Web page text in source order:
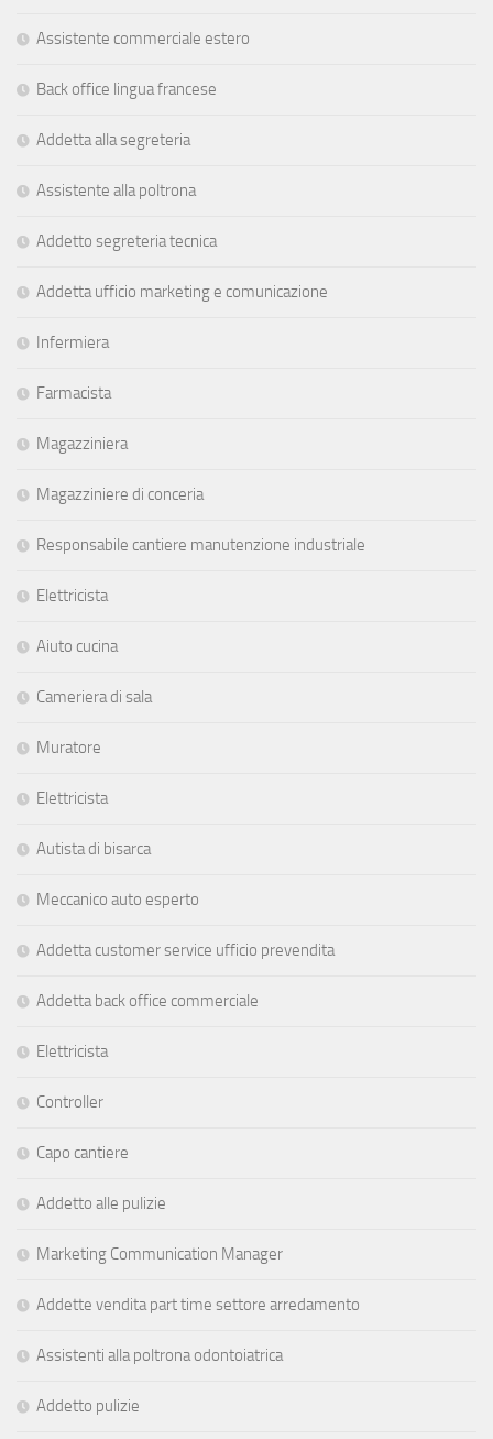
Assistente commerciale estero
Back office lingua francese
Addetta alla segreteria
Assistente alla poltrona
Addetto segreteria tecnica
Addetta ufficio marketing e comunicazione
Infermiera
Farmacista
Magazziniera
Magazziniere di conceria
Responsabile cantiere manutenzione industriale
Elettricista
Aiuto cucina
Cameriera di sala
Muratore
Elettricista
Autista di bisarca
Meccanico auto esperto
Addetta customer service ufficio prevendita
Addetta back office commerciale
Elettricista
Controller
Capo cantiere
Addetto alle pulizie
Marketing Communication Manager
Addette vendita part time settore arredamento
Assistenti alla poltrona odontoiatrica
Addetto pulizie